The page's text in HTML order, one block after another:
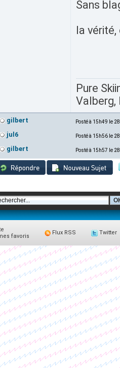
Sans
la
Pure
Valberg,
gilbert Posté à 15h49 le
jul6 Posté à 15h56 le
gilbert Posté à 15h57 le
favoris
Flux RSS Twitter